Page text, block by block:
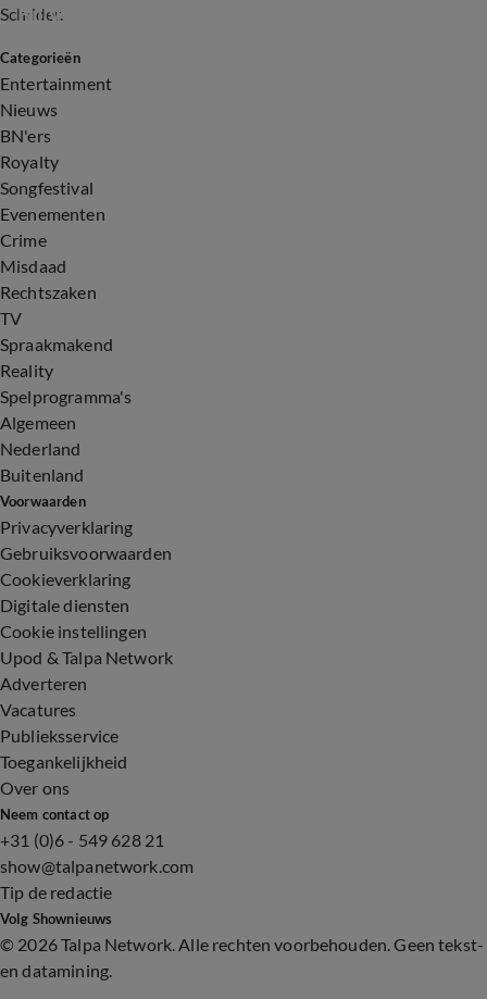
Schilder.
0:46
Billy Dans over burn-out Mart Hoogkamer
Categorieën
Entertainment
Nieuws
BN'ers
Royalty
Songfestival
Evenementen
Crime
Misdaad
Rechtszaken
TV
Spraakmakend
Reality
Spelprogramma's
Algemeen
Nederland
Buitenland
Voorwaarden
Privacyverklaring
Gebruiksvoorwaarden
Cookieverklaring
Digitale diensten
Cookie instellingen
Upod & Talpa Network
Adverteren
Vacatures
Publieksservice
Toegankelijkheid
Over ons
Neem contact op
+31 (0)6 - 549 628 21
show@talpanetwork.com
Tip de redactie
Volg Shownieuws
© 2026 Talpa Network. Alle rechten voorbehouden. Geen tekst-
en datamining.